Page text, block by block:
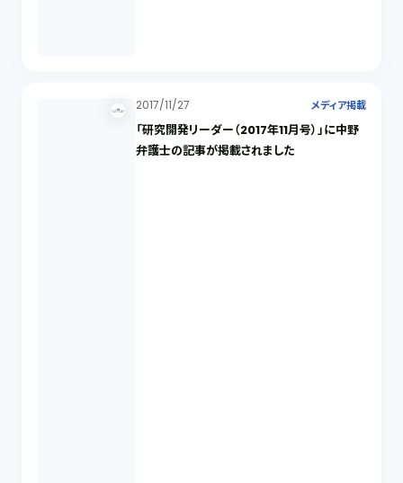
2017/11/27 メディア掲載
「研究開発リーダー（2017年11月号）」に中野
弁護士の記事が掲載されました